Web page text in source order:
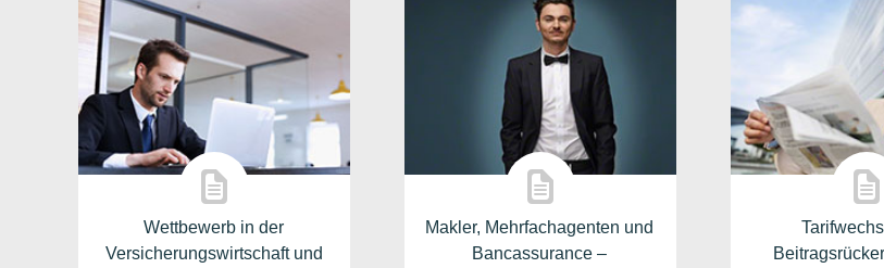
Wettbewerb in der
Versicherungswirtschaft und
Makler, Mehrfachagenten und
Bancassurance –